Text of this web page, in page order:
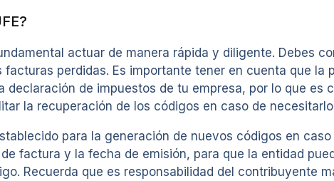
actuar de manera rápida y diligente. Debes
perdidas. Es importante tener en cuenta que la
declaración de impuestos de tu empresa, por lo que
la recuperación de los códigos en caso de
para la generación de nuevos códigos en
factura y la fecha de emisión, para que la entidad
Recuerda que es responsabilidad del contribuyente